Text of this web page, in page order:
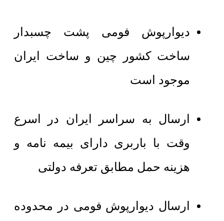
دیوارپوش فومی پشت چسبدار
ساخت کشور چین و ساخت ایران
موجود است
ارسال به سراسر ایران در اسرع
وقت با باربری دارای بیمه نامه و
هزینه حمل مطابق تعرفه دولتی
ارسال دیوارپوش فومی در محدوده